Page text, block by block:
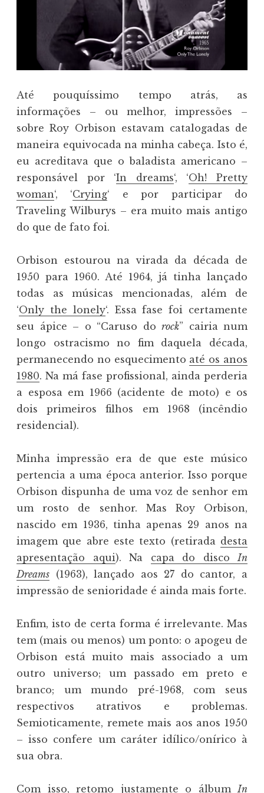
Até pouquíssimo tempo atrás, as
informações – ou melhor, impressões –
sobre Roy Orbison estavam catalogadas de
maneira equivocada na minha cabeça. Isto é,
eu acreditava que o baladista americano –
responsável por ‘In dreams‘, ‘Oh! Pretty
woman‘, ‘Crying‘ e por participar do
Traveling Wilburys – era muito mais antigo
do que de fato foi.
Orbison estourou na virada da década de
1950 para 1960. Até 1964, já tinha lançado
todas as músicas mencionadas, além de
‘Only the lonely‘. Essa fase foi certamente
seu ápice – o “Caruso do rock” cairia num
longo ostracismo no fim daquela década,
permanecendo no esquecimento até os anos
1980. Na má fase profissional, ainda perderia
a esposa em 1966 (acidente de moto) e os
dois primeiros filhos em 1968 (incêndio
residencial).
Minha impressão era de que este músico
pertencia a uma época anterior. Isso porque
Orbison dispunha de uma voz de senhor em
um rosto de senhor. Mas Roy Orbison,
nascido em 1936, tinha apenas 29 anos na
imagem que abre este texto (retirada desta
apresentação aqui). Na capa do disco In
Dreams (1963), lançado aos 27 do cantor, a
impressão de senioridade é ainda mais forte.
Enfim, isto de certa forma é irrelevante. Mas
tem (mais ou menos) um ponto: o apogeu de
Orbison está muito mais associado a um
outro universo; um passado em preto e
branco; um mundo pré-1968, com seus
respectivos atrativos e problemas.
Semioticamente, remete mais aos anos 1950
– isso confere um caráter idílico/onírico à
sua obra.
Com isso, retomo justamente o álbum In